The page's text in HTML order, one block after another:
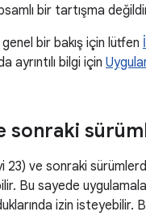
bir tartışma
bir bakış için lütfen
ayrıntılı bilgi için
sonraki
ve sonraki
Bu sayede
izin isteyebilir.